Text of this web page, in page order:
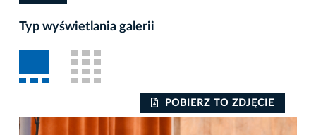
Typ wyświetlania galerii
POBIERZ TO ZDJĘCIE